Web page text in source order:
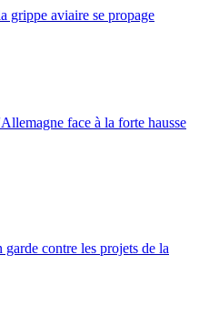
grippe aviaire se propage
face à la forte hausse
garde contre les projets de la